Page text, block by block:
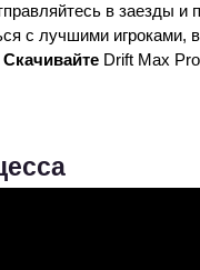
в заезды и
с лучшими игроками,
Скачивайте Drift Max